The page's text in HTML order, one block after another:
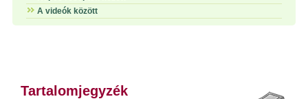
A videók között
Tartalomjegyzék